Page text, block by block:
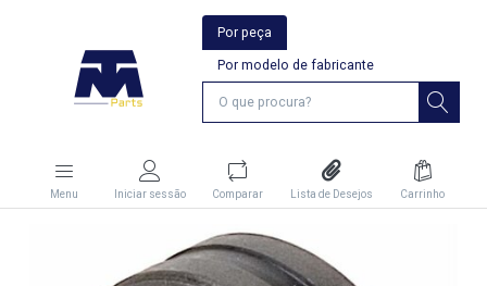
Por peça
Por modelo de fabricante
Menu Iniciar sessão Comparar Lista de Desejos Carrinho